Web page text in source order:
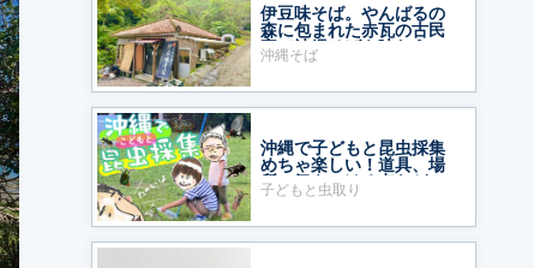
伊豆味そば。やんばるの
森に包まれた赤瓦の古民
家で沖縄そばを味わう
沖縄そば
沖縄で子どもと昆虫採集
めちゃ楽しい！道具、場
所、気をつける点など
子どもと虫取り